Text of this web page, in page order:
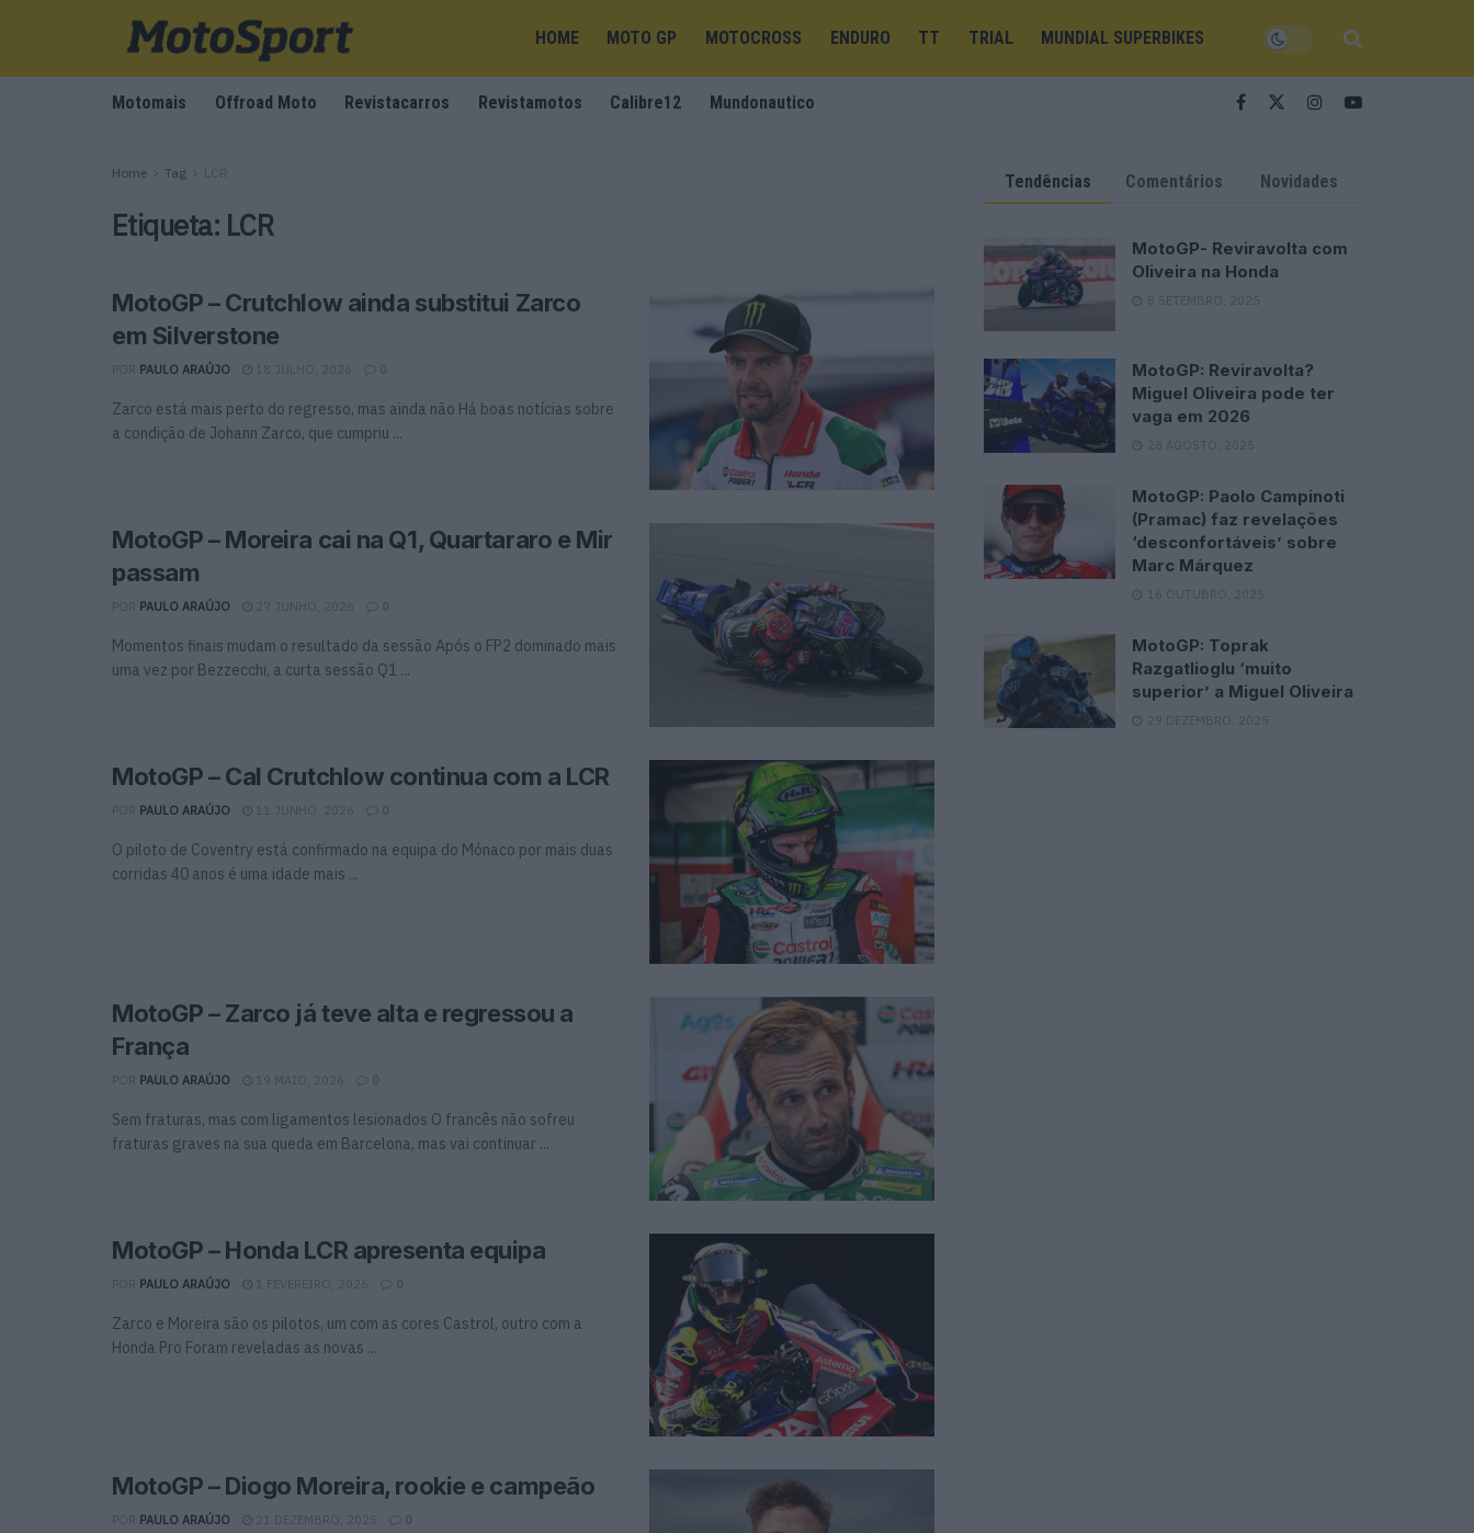
HOME MOTO GP MOTOCROSS ENDURO TT TRIAL MUNDIAL SUPERBIKES
Motomais Offroad Moto Revistacarros Revistamotos Calibre12 Mundonautico
Home Tag LCR
Etiqueta: LCR
MotoGP – Crutchlow ainda substitui Zarco
em Silverstone
PAULO ARAÚJO 18 JULHO, 2026 0
Zarco está mais perto do regresso, mas ainda não Há boas notícias sobre
a condição de Johann Zarco, que cumpriu ...
MotoGP – Moreira cai na Q1, Quartararo e Mir
passam
PAULO ARAÚJO 27 JUNHO, 2026 0
Momentos finais mudam o resultado da sessão Após o FP2 dominado mais
uma vez por Bezzecchi, a curta sessão Q1 ...
MotoGP – Cal Crutchlow continua com a LCR
PAULO ARAÚJO 11 JUNHO, 2026 0
O piloto de Coventry está confirmado na equipa do Mónaco por mais duas
corridas 40 anos é uma idade mais ...
MotoGP – Zarco já teve alta e regressou a
França
PAULO ARAÚJO 19 MAIO, 2026 0
Sem fraturas, mas com ligamentos lesionados O francês não sofreu
fraturas graves na sua queda em Barcelona, mas vai continuar ...
MotoGP – Honda LCR apresenta equipa
PAULO ARAÚJO 1 FEVEREIRO, 2026 0
Zarco e Moreira são os pilotos, um com as cores Castrol, outro com a
Honda Pro Foram reveladas as novas ...
MotoGP – Diogo Moreira, rookie e campeão
PAULO ARAÚJO 21 DEZEMBRO, 2025 0
Tendências Comentários Novidades
MotoGP- Reviravolta com
Oliveira na Honda
8 SETEMBRO, 2025
MotoGP: Reviravolta?
Miguel Oliveira pode ter
vaga em 2026
28 AGOSTO, 2025
MotoGP: Paolo Campinoti
(Pramac) faz revelações
‘desconfortáveis’ sobre
Marc Márquez
16 OUTUBRO, 2025
MotoGP: Toprak
Razgatlioglu ‘muito
superior’ a Miguel Oliveira